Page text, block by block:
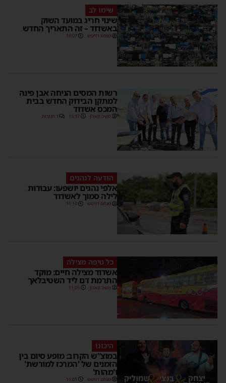
שימו לב
שינוי חריג במועד השוק
באשדוד – זה התאריך החדש
מנחם דויטש 16:07
רשות המסים הניחה אבן פינה
למתקן הבידוק החדש בבית
המכס אשדוד
משה קאהן 15:37 1 תגובות
הודעה לנהגים
אלפי נהגים יושפעו: עבודות
לילה סמוך לאשדוד
מנחם דויטש 11:10
כל טיפה מצילה
אשדוד מצילה חיים: מוקד
התרמת דם ליד השטיבלאך
משה קאהן 11:05
היכונו
במוצ”ש הקרוב: מופע סיום בין
הזמנים של 'המרכז למורשת'
ו'מהות'
מנחם דויטש 11:01